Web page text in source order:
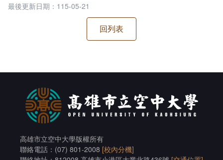
最後更新日期：115-05-21
高雄市立空中大學版權所有
聯絡電話：(07) 801-2008 [校內分機]